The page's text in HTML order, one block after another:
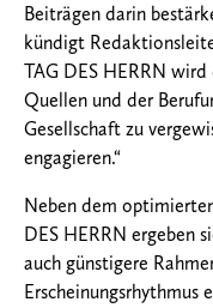
Beiträgen darin
kündigt
TAG DES HERRN
Quellen und der
Gesellschaft zu
engagieren.“
Neben dem
DES HERRN ergeben
auch günstigere